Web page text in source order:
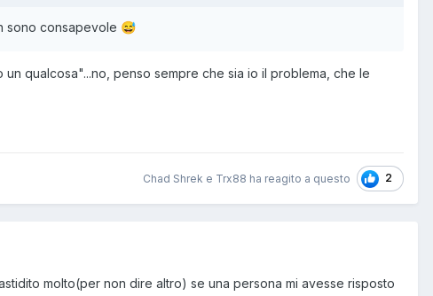
sono consapevole 😅
qualcosa"...no, penso sempre che sia io il problema, che le
Chad Shrek e Trx88 ha reagito a questo 2
molto(per non dire altro) se una persona mi avesse risposto